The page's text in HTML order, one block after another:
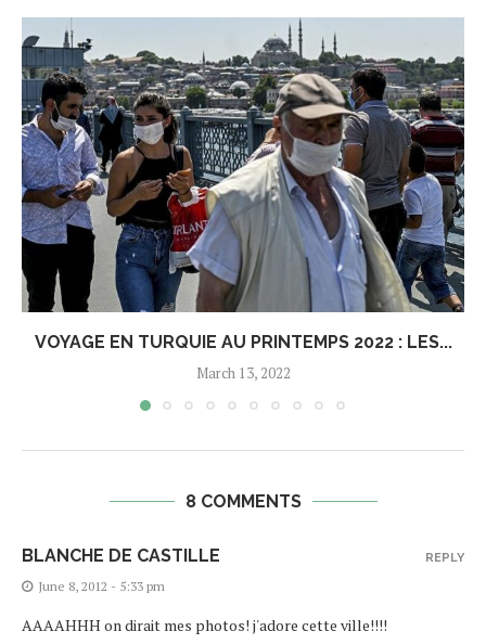
VOYAGE EN TURQUIE AU PRINTEMPS 2022 : LES...
March 13, 2022
8 COMMENTS
BLANCHE DE CASTILLE
June 8, 2012 - 5:33 pm
AAAAHHH on dirait mes photos! j'adore cette ville!!!!
REPLY